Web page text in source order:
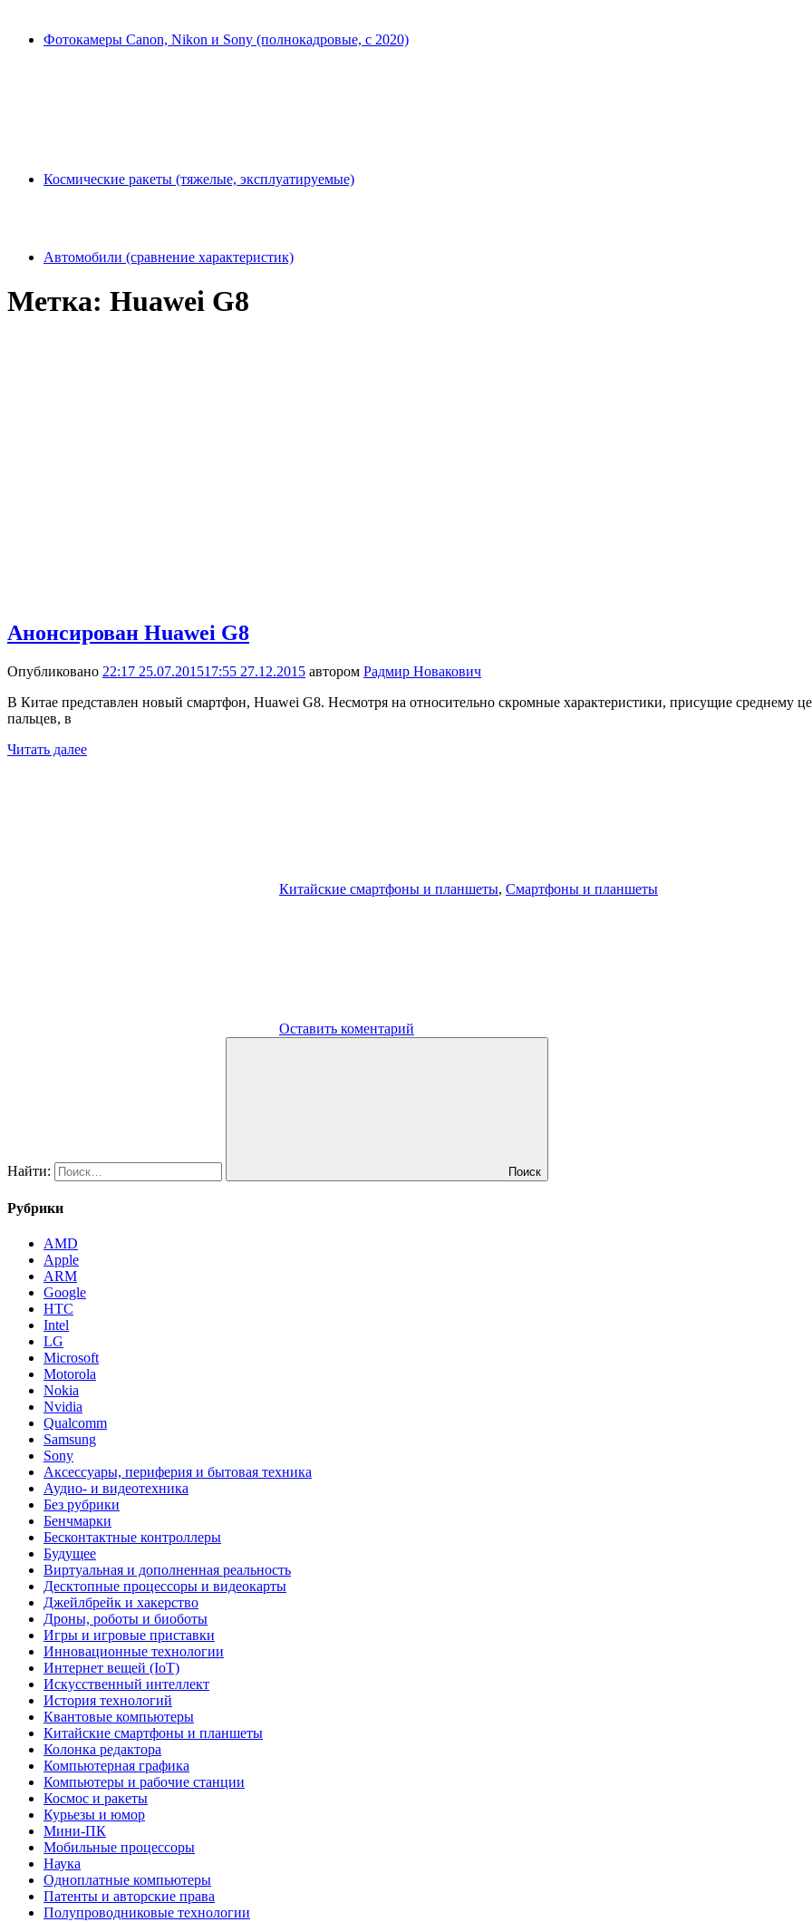
Фотокамеры Canon, Nikon и Sony (полнокадровые, с 2020)
Космические ракеты (тяжелые, эксплуатируемые)
Автомобили (сравнение характеристик)
Метка: Huawei G8
Анонсирован Huawei G8
Опубликовано 22:17 25.07.201517:55 27.12.2015 автором Радмир Новакович
В Китае представлен новый смартфон, Huawei G8. Несмотря на относительно скромные характеристики, присущие среднему
пальцев, в
Читать далее
Китайские смартфоны и планшеты, Смартфоны и планшеты
Оставить коментарий
Найти: Поиск
Рубрики
AMD
Apple
ARM
Google
HTC
Intel
LG
Microsoft
Motorola
Nokia
Nvidia
Qualcomm
Samsung
Sony
Аксессуары, периферия и бытовая техника
Аудио- и видеотехника
Без рубрики
Бенчмарки
Бесконтактные контроллеры
Будущее
Виртуальная и дополненная реальность
Десктопные процессоры и видеокарты
Джейлбрейк и хакерство
Дроны, роботы и биоботы
Игры и игровые приставки
Инновационные технологии
Интернет вещей (IoT)
Искусственный интеллект
История технологий
Квантовые компьютеры
Китайские смартфоны и планшеты
Колонка редактора
Компьютерная графика
Компьютеры и рабочие станции
Космос и ракеты
Курьезы и юмор
Мини-ПК
Мобильные процессоры
Наука
Одноплатные компьютеры
Патенты и авторские права
Полупроводниковые технологии